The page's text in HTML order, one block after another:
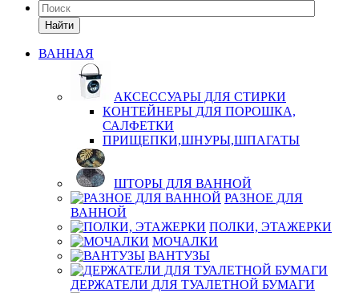
Найти
ВАННАЯ
АКСЕССУАРЫ ДЛЯ СТИРКИ
КОНТЕЙНЕРЫ ДЛЯ ПОРОШКА,
САЛФЕТКИ
ПРИЩЕПКИ,ШНУРЫ,ШПАГАТЫ
ШТОРЫ ДЛЯ ВАННОЙ
РАЗНОЕ ДЛЯ
ВАННОЙ
ПОЛКИ, ЭТАЖЕРКИ
МОЧАЛКИ
ВАНТУЗЫ
ДЕРЖАТЕЛИ ДЛЯ ТУАЛЕТНОЙ БУМАГИ